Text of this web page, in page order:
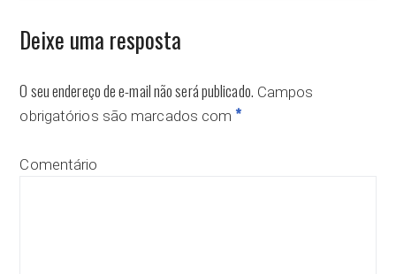
Deixe uma resposta
O seu endereço de e-mail não será publicado. Campos
obrigatórios são marcados com *
Comentário